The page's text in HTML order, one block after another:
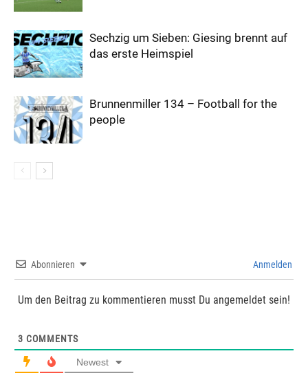
Sechzig um Sieben: Giesing brennt auf
das erste Heimspiel
Brunnenmiller 134 – Football for the
people
Abonnieren Anmelden
Um den Beitrag zu kommentieren musst Du angemeldet sein!
3 COMMENTS
Newest